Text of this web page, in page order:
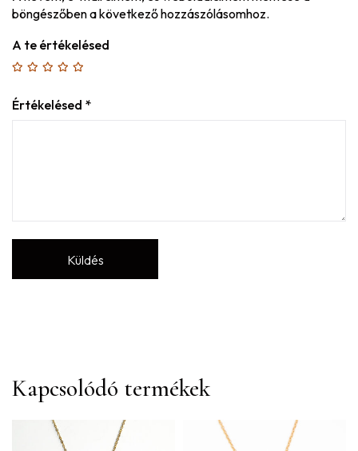
böngészőben a következő hozzászólásomhoz.
A te értékelésed
Értékelésed *
Kapcsolódó termékek